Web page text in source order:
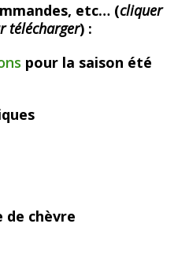
etc… (cliquer
télécharger) :
pour la saison été
de chèvre